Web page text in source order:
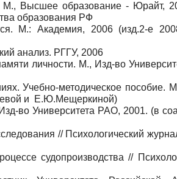
М., Высшее образование - Юрайт,
образования РФ
М.: Академия, 2006 (изд.2-е
анализ. РГГУ, 2006
личности. М., Изд-во
Учебно-методическое пособие.
и Е.Ю.Мещеркиной)
во Университета РАО, 2001. (в
// Психологический
судопроизводства //